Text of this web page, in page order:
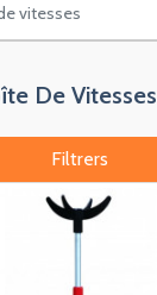
vitesses
De Vitesses
Filtrers